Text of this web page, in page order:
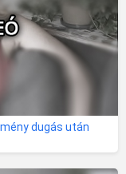
dugás után